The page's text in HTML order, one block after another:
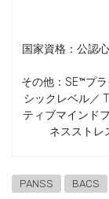
国家資格：公認
その他：SE™プ
シックレベル／
ティブマインド
ネスストレ
PANSS BACS